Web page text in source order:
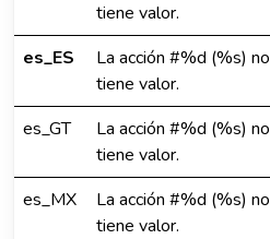
tiene valor.
es_ES
La acción #%d (%s) no
tiene valor.
es_GT
La acción #%d (%s) no
tiene valor.
es_MX
La acción #%d (%s) no
tiene valor.